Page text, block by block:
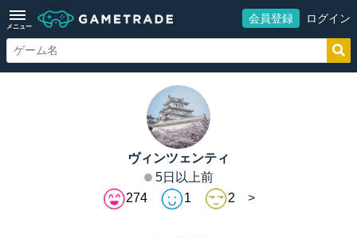
メニュー
会員登録 ログイン
ヴィンツェンティ
5日以上前
274
1 2